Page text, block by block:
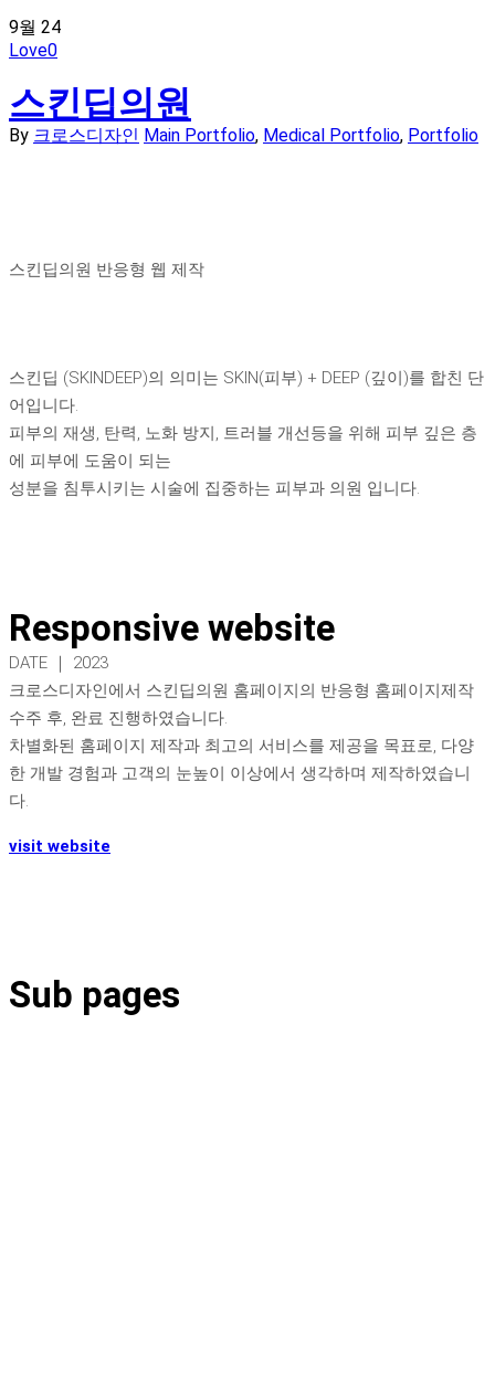
9월 24
Love0
스킨딥의원
By 크로스디자인 Main Portfolio, Medical Portfolio, Portfolio
스킨딥의원 반응형 웹 제작
스킨딥 (SKINDEEP)의 의미는 SKIN(피부) + DEEP (깊이)를 합친 단
어입니다.
피부의 재생, 탄력, 노화 방지, 트러블 개선등을 위해 피부 깊은 층
에 피부에 도움이 되는
성분을 침투시키는 시술에 집중하는 피부과 의원 입니다.
Responsive website
DATE ｜ 2023
크로스디자인에서 스킨딥의원 홈페이지의 반응형 홈페이지제작
수주 후, 완료 진행하였습니다.
차별화된 홈페이지 제작과 최고의 서비스를 제공을 목표로, 다양
한 개발 경험과 고객의 눈높이 이상에서 생각하며 제작하였습니
다.
visit website
Sub pages